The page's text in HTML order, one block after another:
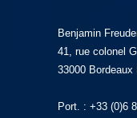
Benjamin
41, rue colonel
33000 Bordeaux
Port. : +33 (0)6